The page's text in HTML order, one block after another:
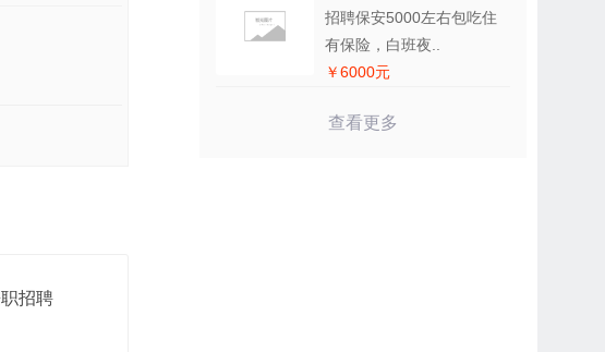
招聘
招聘保安5000左右包吃住
有保险，白班夜..
￥6000元
查看更多